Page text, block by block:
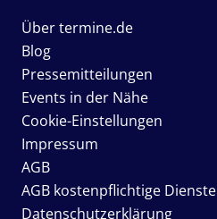
Über termine.de
Blog
Pressemitteilungen
Events in der Nähe
Cookie-Einstellungen
Impressum
AGB
AGB kostenpflichtige Dienste
Datenschutzerklärung